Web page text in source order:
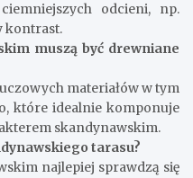
odcieni, np.
kontrast.
muszą być drewniane
materiałów w tym
które idealnie komponuje
skandynawskim.
tarasu?
najlepiej sprawdzą się